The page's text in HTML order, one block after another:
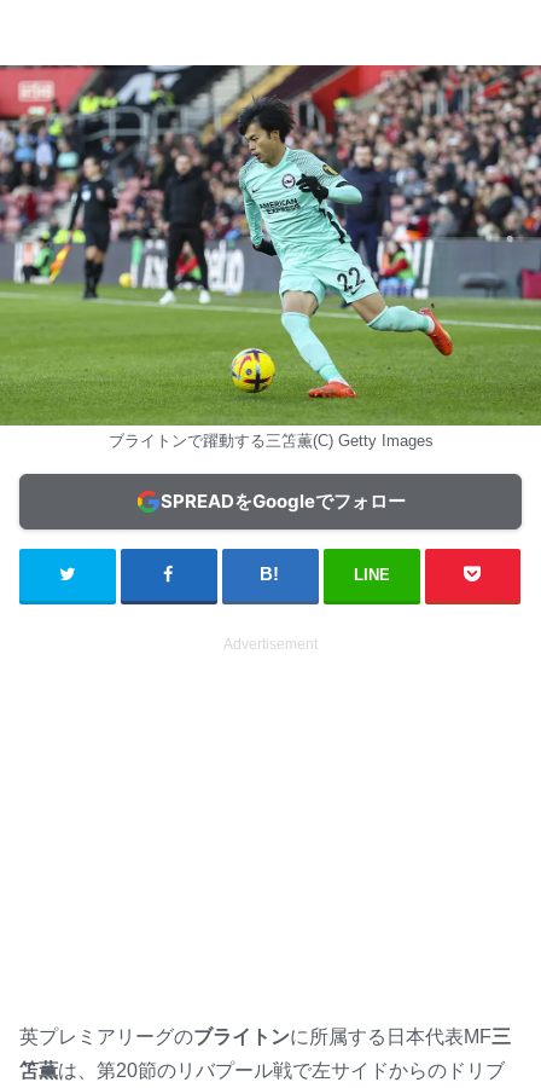
ブライトンで躍動する三笘薫(C) Getty Images
SPREADをGoogleでフォロー
LINE
Advertisement
英プレミアリーグのブライトンに所属する日本代表MF三
笘薫は、第20節のリバプール戦で左サイドからのドリブ